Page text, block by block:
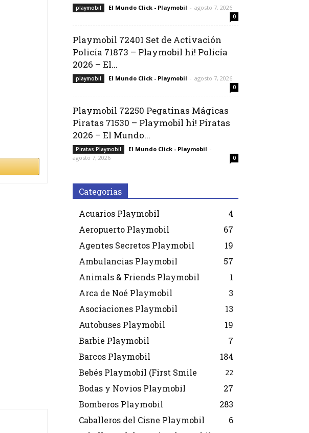
playmobil El Mundo Click - Playmobil - agosto 7, 2026
0
Playmobil 72401 Set de Activación
Policía 71873 – Playmobil hi! Policía
2026 – El...
playmobil El Mundo Click - Playmobil - agosto 7, 2026
0
Playmobil 72250 Pegatinas Mágicas
Piratas 71530 – Playmobil hi! Piratas
2026 – El Mundo...
Piratas Playmobil El Mundo Click - Playmobil -
agosto 7, 2026
0
Categorias
Acuarios Playmobil
4
Aeropuerto Playmobil
67
Agentes Secretos Playmobil
19
Ambulancias Playmobil
57
Animals & Friends Playmobil
1
Arca de Noé Playmobil
3
Asociaciones Playmobil
13
Autobuses Playmobil
19
Barbie Playmobil
7
Barcos Playmobil
184
Bebés Playmobil (First Smile
22
Bodas y Novios Playmobil
27
Bomberos Playmobil
283
Caballeros del Cisne Playmobil
6